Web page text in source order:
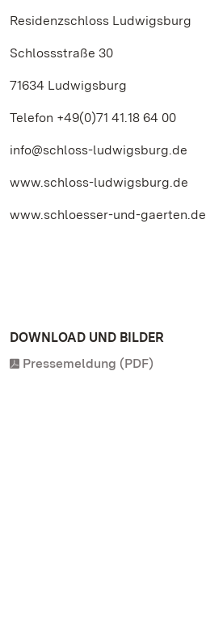
Residenzschloss Ludwigsburg
Schlossstraße 30
71634 Ludwigsburg
Telefon +49(0)71 41.18 64 00
info@schloss-ludwigsburg.de
www.schloss-ludwigsburg.de
www.schloesser-und-gaerten.de
DOWNLOAD UND BILDER
Pressemeldung (PDF)